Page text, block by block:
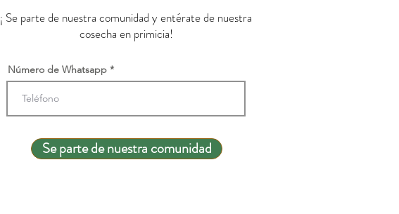
¡ Se parte de nuestra comunidad y entérate de nuestra
cosecha en primicia!
Número de Whatsapp
Se parte de nuestra comunidad